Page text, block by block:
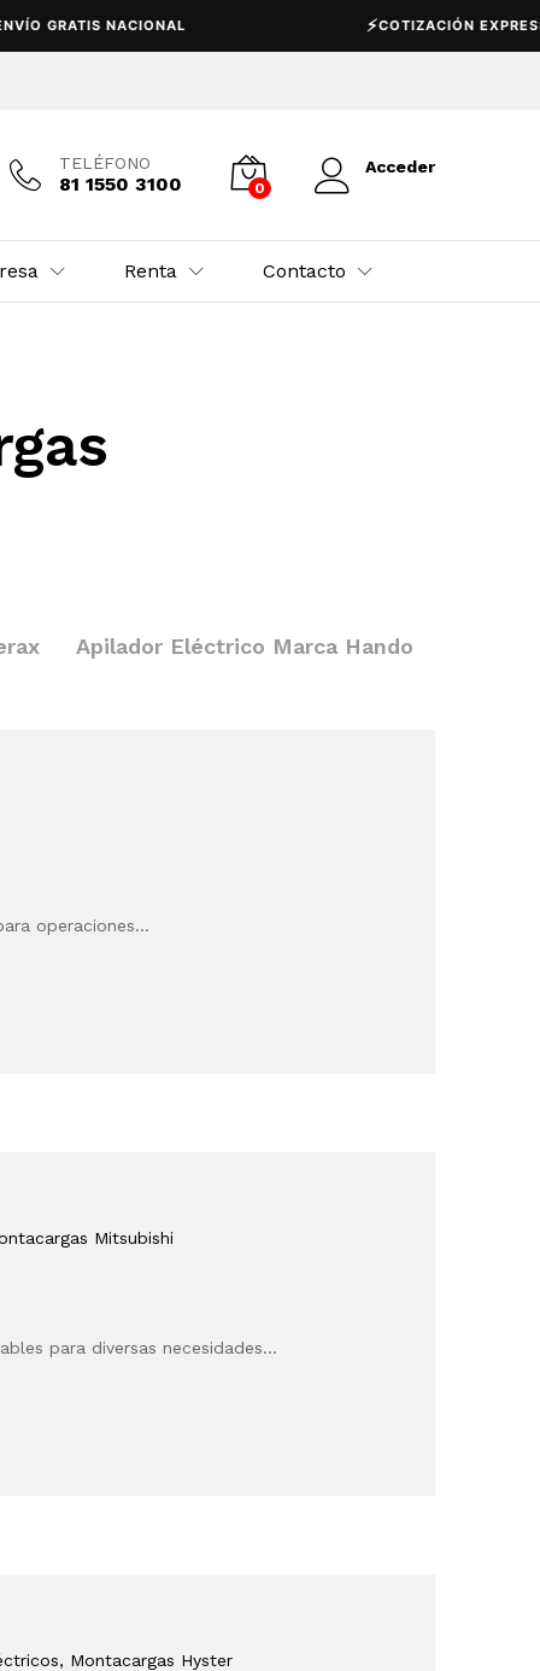
NACIONAL COTIZACIÓN EXPRESS
TELÉFONO
81 1550 3100 0
Acceder
Renta Contacto
Apilador Eléctrico Marca Hando
operaciones…
Mitsubishi
para diversas necesidades…
, Montacargas Hyster